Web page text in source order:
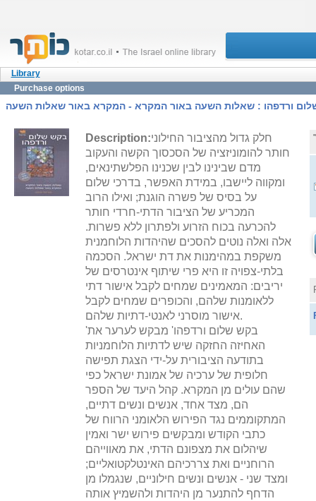
Library
Purchase options
ורדפהו : שאלות השעה באור המקרא - המקרא באור שאלות השעה
Description:חלק גדול מהציבור החילוני
חותר להומוניזציה של הסכסוך הקשה והעקוב
מדם שבינינו לבין שכנינו הפלשתינאים,
ומקווה ליישבו, במידת האפשר, בדרכי שלום
על בסיס של פשרה הוגנת; ואילו הרוב
המכריע של הציבור הדתי-חרדי חותר
להכרעה בכוח הזרוע ולפתרון ללא פשרות.
אלה ואלה נוטים להסכים שהיהדות הלוחמנית
משקפת במהימנות את דת ישראל. הסכמה
בלתי-צפויה זו היא פרי שיתוף אינטרסים של
יריבים: המאמינים שמחים לקבל אישור דתי
ללאומנות שלהם, והכופרים שמחים לקבל
אישור מוסרני לאנטי-דתיות שלהם.
'בקש שלום ורדפהו' מבקש לערער את
האחיזה החזקה שיש לדתיות הלוחמניות
בתודעה הציבורית על-ידי הצגת תפישה
חלופית של ערכיה של אמונת ישראל כפי
שהם עולים מן המקרא. קהל היעד של הספר
הם, מצד אחד, אנשים ונשים דתיים,
המתקוממים נגד הפירוש הלאומני הרווח של
כתבי הקודש ומבקשים פירוש ישר ואמין
שיהלום את מצפונם הדתי, את מאווייהם
הרוחניים ואת צררכיהם האינטלקטואליים;
ומצד שני - אנשים ונשים חילוניים, שנגמלו מן
הדחף להתנער מן היהדות ולהשמיץ אותה